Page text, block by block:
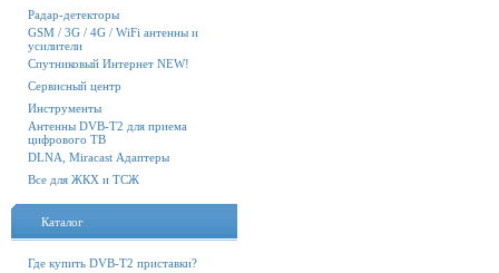
Радар-детекторы
GSM / 3G / 4G / WiFi антенны и
усилители
Спутниковый Интернет NEW!
Сервисный центр
Инструменты
Антенны DVB-T2 для приема
цифрового ТВ
DLNA, Miracast Адаптеры
Все для ЖКХ и ТСЖ
Каталог
Где купить DVB-T2 приставки?